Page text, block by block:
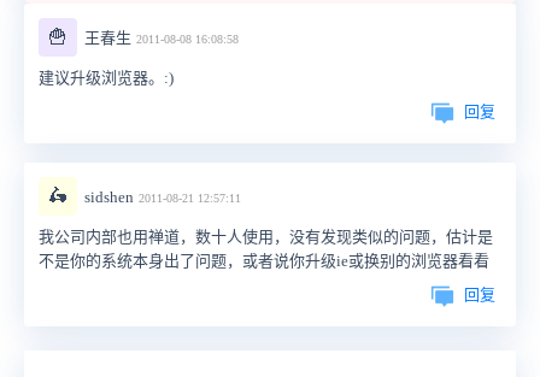
🍟 王春生 2011-08-08 16:08:58
建议升级浏览器。:)
回复
🛵 sidshen 2011-08-21 12:57:11
我公司内部也用禅道，数十人使用，没有发现类似的问题，估计是
不是你的系统本身出了问题，或者说你升级ie或换别的浏览器看看
回复